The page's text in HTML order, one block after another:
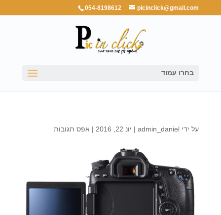
054-8198612 picinclick@gmail.com
בחרו עמוד
על ידי admin_daniel
| יונ 22, 2016 | אפס תגובות